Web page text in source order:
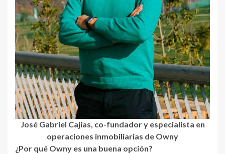
José Gabriel Cajías, co-fundador y especialista en
operaciones inmobiliarias de Owny
¿Por qué Owny es una buena opción?